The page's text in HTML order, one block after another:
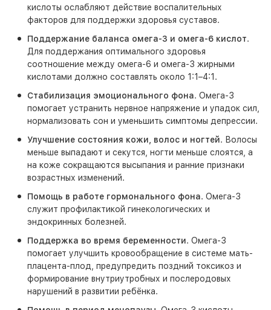
кислоты ослабляют действие воспалительных
факторов для поддержки здоровья суставов.
Поддержание баланса омега-3 и омега-6 кислот.
Для поддержания оптимального здоровья
соотношение между омега-6 и омега-3 жирными
кислотами должно составлять около 1:1–4:1.
Стабилизация эмоционального фона. Омега-3
помогает устранить нервное напряжение и упадок сил,
нормализовать сон и уменьшить симптомы депрессии.
Улучшение состояния кожи, волос и ногтей. Волосы
меньше выпадают и секутся, ногти меньше слоятся, а
на коже сокращаются высыпания и ранние признаки
возрастных изменений.
Помощь в работе гормонального фона. Омега-3
служит профилактикой гинекологических и
эндокринных болезней.
Поддержка во время беременности. Омега-3
помогает улучшить кровообращение в системе мать-
плацента-плод, предупредить поздний токсикоз и
формирование внутриутробных и послеродовых
нарушений в развитии ребёнка.